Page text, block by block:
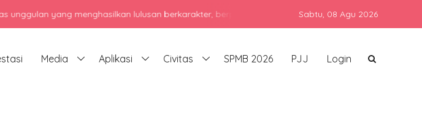
yang menghasilkan lulusan berkarakter, berprestasi, dan siap bersaing di era global dengan
Sabtu, 08 Agu 2026
Media Aplikasi Civitas SPMB 2026 PJJ Login